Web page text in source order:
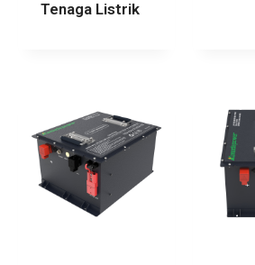
Tenaga Listrik